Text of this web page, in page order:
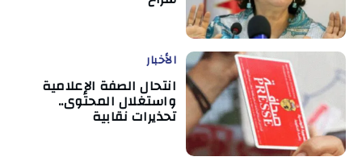
الأخبار
انتحال الصفة الإعلامية
واستغلال المحتوى..
تحذيرات نقابية